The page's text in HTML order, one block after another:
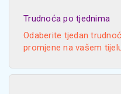
Trudnoća po tjednima
Odaberite tjedan
promjene na vašem